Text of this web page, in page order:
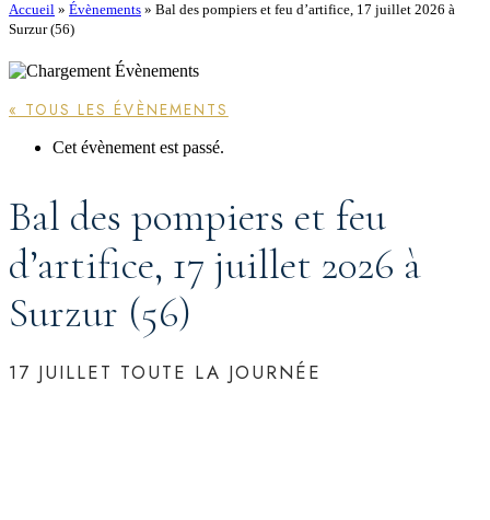
Accueil » Évènements » Bal des pompiers et feu d’artifice, 17 juillet 2026 à
Surzur (56)
« TOUS LES ÉVÈNEMENTS
Cet évènement est passé.
Bal des pompiers et feu
d’artifice, 17 juillet 2026 à
Surzur (56)
17 JUILLET TOUTE LA JOURNÉE